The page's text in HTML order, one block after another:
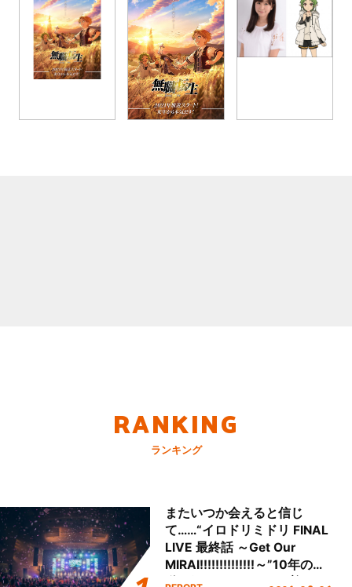
RANKING
ランキング
またいつか会えると信じ
て……“イロドリミドリ FINAL
LIVE 最終話 ～Get Our
MIRAI!!!!!!!!!!!!!!～”10年の活
動を経てファイナルを迎える